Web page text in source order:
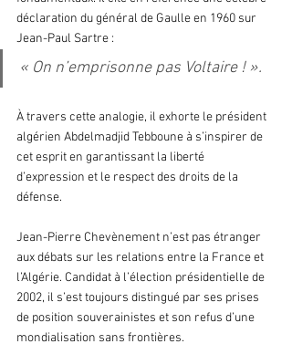
déclaration du général de Gaulle en 1960 sur
Jean-Paul Sartre :
« On n’emprisonne pas Voltaire ! ».
À travers cette analogie, il exhorte le président
algérien Abdelmadjid Tebboune à s’inspirer de
cet esprit en garantissant la liberté
d’expression et le respect des droits de la
défense.
Jean-Pierre Chevènement n’est pas étranger
aux débats sur les relations entre la France et
l’Algérie. Candidat à l’élection présidentielle de
2002, il s’est toujours distingué par ses prises
de position souverainistes et son refus d’une
mondialisation sans frontières.